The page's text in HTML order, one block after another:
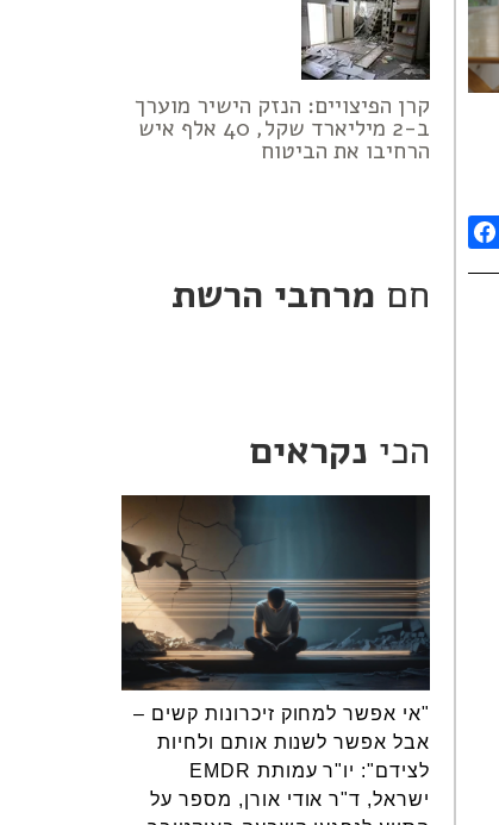
קרן הפיצויים: הנזק הישיר מוערך
ב-2 מיליארד שקל, 40 אלף איש
הרחיבו את הביטוח
חם מרחבי הרשת
הכי נקראים
"אי אפשר למחוק זיכרונות קשים –
אבל אפשר לשנות אותם ולחיות
לצידם": יו"ר עמותת EMDR
ישראל, ד"ר אודי אורן, מספר על